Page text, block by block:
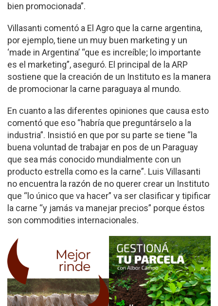
bien promocionada”.
Villasanti comentó a El Agro que la carne argentina,
por ejemplo, tiene un muy buen marketing y un
‘made in Argentina’ “que es increíble; lo importante
es el marketing”, aseguró. El principal de la ARP
sostiene que la creación de un Instituto es la manera
de promocionar la carne paraguaya al mundo.
En cuanto a las diferentes opiniones que causa esto
comentó que eso “habría que preguntárselo a la
industria”. Insistió en que por su parte se tiene “la
buena voluntad de trabajar en pos de un Paraguay
que sea más conocido mundialmente con un
producto estrella como es la carne”. Luis Villasanti
no encuentra la razón de no querer crear un Instituto
que “lo único que va hacer” va ser clasificar y tipificar
la carne “y jamás va manejar precios” porque éstos
son commodities internacionales.